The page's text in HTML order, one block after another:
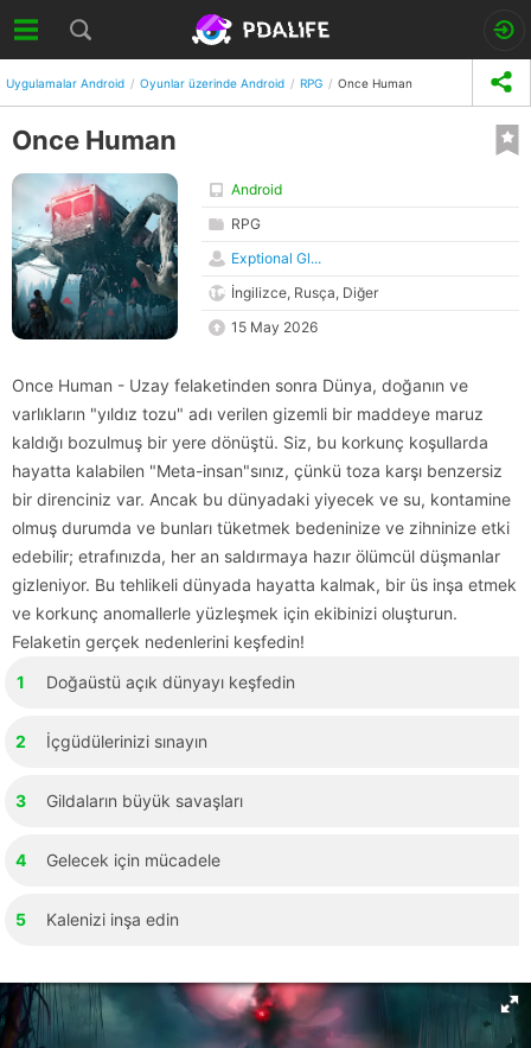
Uygulamalar Android Oyunlar üzerinde Android RPG Once Human
Once Human
Android
RPG
Exptional Gl...
İngilizce, Rusça, Diğer
15 May 2026
Once Human - Uzay felaketinden sonra Dünya, doğanın ve
varlıkların "yıldız tozu" adı verilen gizemli bir maddeye maruz
kaldığı bozulmuş bir yere dönüştü. Siz, bu korkunç koşullarda
hayatta kalabilen "Meta-insan"sınız, çünkü toza karşı benzersiz
bir direnciniz var. Ancak bu dünyadaki yiyecek ve su, kontamine
olmuş durumda ve bunları tüketmek bedeninize ve zihninize etki
edebilir; etrafınızda, her an saldırmaya hazır ölümcül düşmanlar
gizleniyor. Bu tehlikeli dünyada hayatta kalmak, bir üs inşa etmek
ve korkunç anomallerle yüzleşmek için ekibinizi oluşturun.
Felaketin gerçek nedenlerini keşfedin!
Doğaüstü açık dünyayı keşfedin
İçgüdülerinizi sınayın
Gildaların büyük savaşları
Gelecek için mücadele
Kalenizi inşa edin